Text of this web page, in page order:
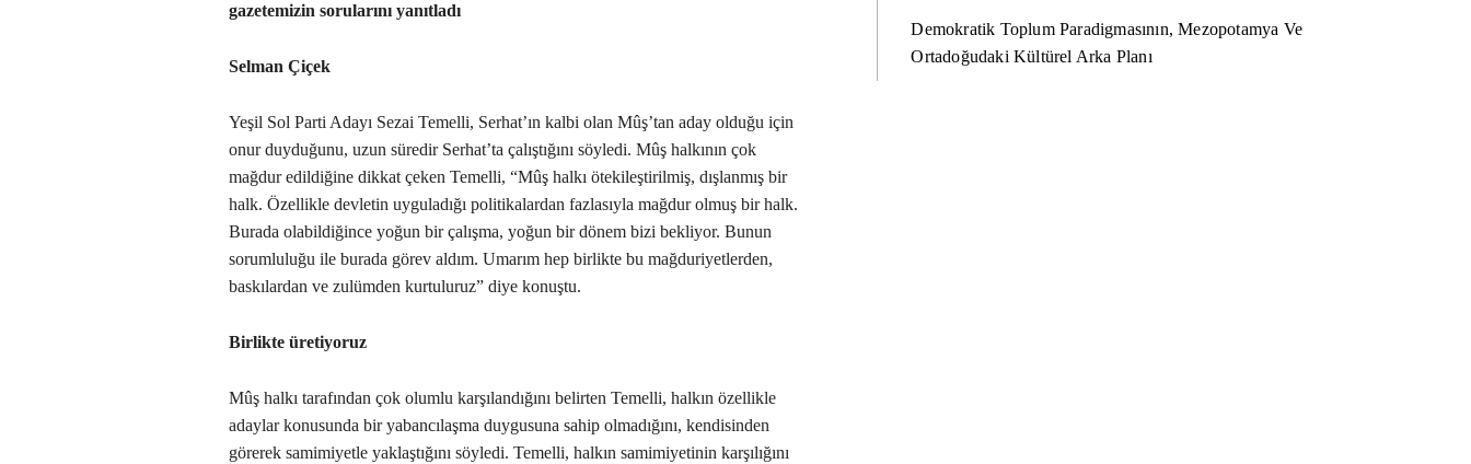
gazetemizin sorularını yanıtladı
Selman Çiçek
Yeşil Sol Parti Adayı Sezai Temelli, Serhat’ın kalbi olan Mûş’tan aday olduğu için
onur duyduğunu, uzun süredir Serhat’ta çalıştığını söyledi. Mûş halkının çok
mağdur edildiğine dikkat çeken Temelli, “Mûş halkı ötekileştirilmiş, dışlanmış bir
halk. Özellikle devletin uyguladığı politikalardan fazlasıyla mağdur olmuş bir halk.
Burada olabildiğince yoğun bir çalışma, yoğun bir dönem bizi bekliyor. Bunun
sorumluluğu ile burada görev aldım. Umarım hep birlikte bu mağduriyetlerden,
baskılardan ve zulümden kurtuluruz” diye konuştu.
Birlikte üretiyoruz
Mûş halkı tarafından çok olumlu karşılandığını belirten Temelli, halkın özellikle
adaylar konusunda bir yabancılaşma duygusuna sahip olmadığını, kendisinden
görerek samimiyetle yaklaştığını söyledi. Temelli, halkın samimiyetinin karşılığını
Demokratik Toplum Paradigmasının, Mezopotamya Ve
Ortadoğudaki Kültürel Arka Planı